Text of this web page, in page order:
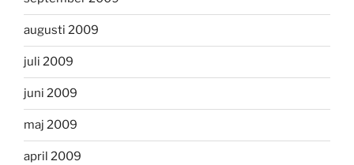
augusti 2009
juli 2009
juni 2009
maj 2009
april 2009